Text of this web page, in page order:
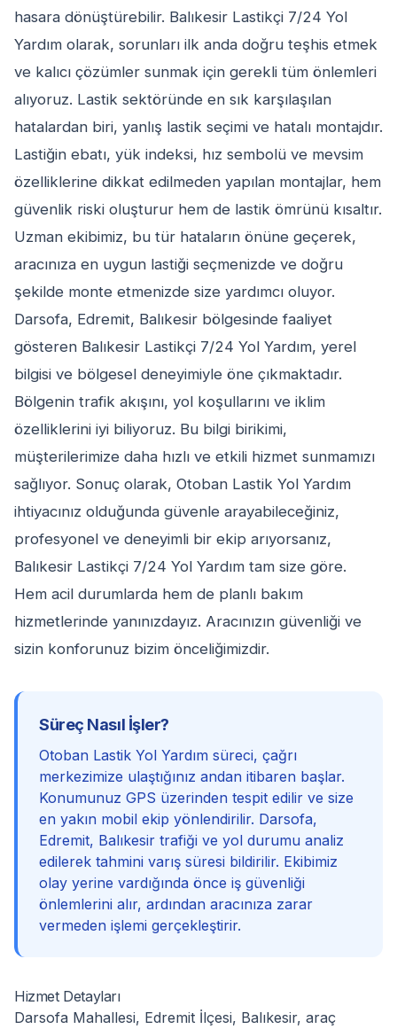
hasara dönüştürebilir. Balıkesir Lastikçi 7/24 Yol
Yardım olarak, sorunları ilk anda doğru teşhis etmek
ve kalıcı çözümler sunmak için gerekli tüm önlemleri
alıyoruz. Lastik sektöründe en sık karşılaşılan
hatalardan biri, yanlış lastik seçimi ve hatalı montajdır.
Lastiğin ebatı, yük indeksi, hız sembolü ve mevsim
özelliklerine dikkat edilmeden yapılan montajlar, hem
güvenlik riski oluşturur hem de lastik ömrünü kısaltır.
Uzman ekibimiz, bu tür hataların önüne geçerek,
aracınıza en uygun lastiği seçmenizde ve doğru
şekilde monte etmenizde size yardımcı oluyor.
Darsofa, Edremit, Balıkesir bölgesinde faaliyet
gösteren Balıkesir Lastikçi 7/24 Yol Yardım, yerel
bilgisi ve bölgesel deneyimiyle öne çıkmaktadır.
Bölgenin trafik akışını, yol koşullarını ve iklim
özelliklerini iyi biliyoruz. Bu bilgi birikimi,
müşterilerimize daha hızlı ve etkili hizmet sunmamızı
sağlıyor. Sonuç olarak, Otoban Lastik Yol Yardım
ihtiyacınız olduğunda güvenle arayabileceğiniz,
profesyonel ve deneyimli bir ekip arıyorsanız,
Balıkesir Lastikçi 7/24 Yol Yardım tam size göre.
Hem acil durumlarda hem de planlı bakım
hizmetlerinde yanınızdayız. Aracınızın güvenliği ve
sizin konforunuz bizim önceliğimizdir.
Süreç Nasıl İşler?
Otoban Lastik Yol Yardım süreci, çağrı
merkezimize ulaştığınız andan itibaren başlar.
Konumunuz GPS üzerinden tespit edilir ve size
en yakın mobil ekip yönlendirilir. Darsofa,
Edremit, Balıkesir trafiği ve yol durumu analiz
edilerek tahmini varış süresi bildirilir. Ekibimiz
olay yerine vardığında önce iş güvenliği
önlemlerini alır, ardından aracınıza zarar
vermeden işlemi gerçekleştirir.
Hizmet Detayları
Darsofa Mahallesi, Edremit İlçesi, Balıkesir, araç